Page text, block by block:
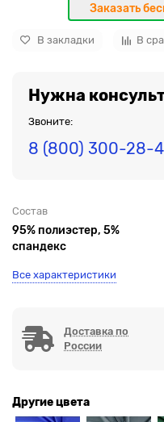
Заказать
В закладки В
Нужна
Звоните:
8 (800) 300-28-
Состав
95% полиэстер, 5%
спандекс
Все характеристики
Доставка по
России
Другие цвета